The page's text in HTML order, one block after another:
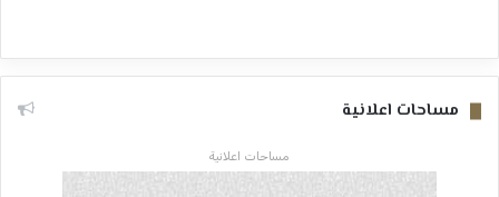
مساحات اعلانية
مساحات اعلانية